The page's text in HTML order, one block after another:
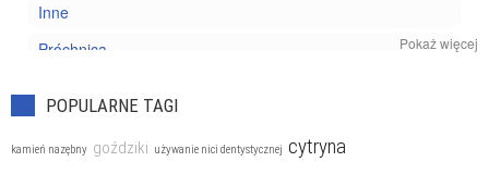
Inne
Próchnica
Zapalenie dziąseł
Pokaż więcej
POPULARNE TAGI
kamień nazębny goździki używanie nici dentystycznej cytryna